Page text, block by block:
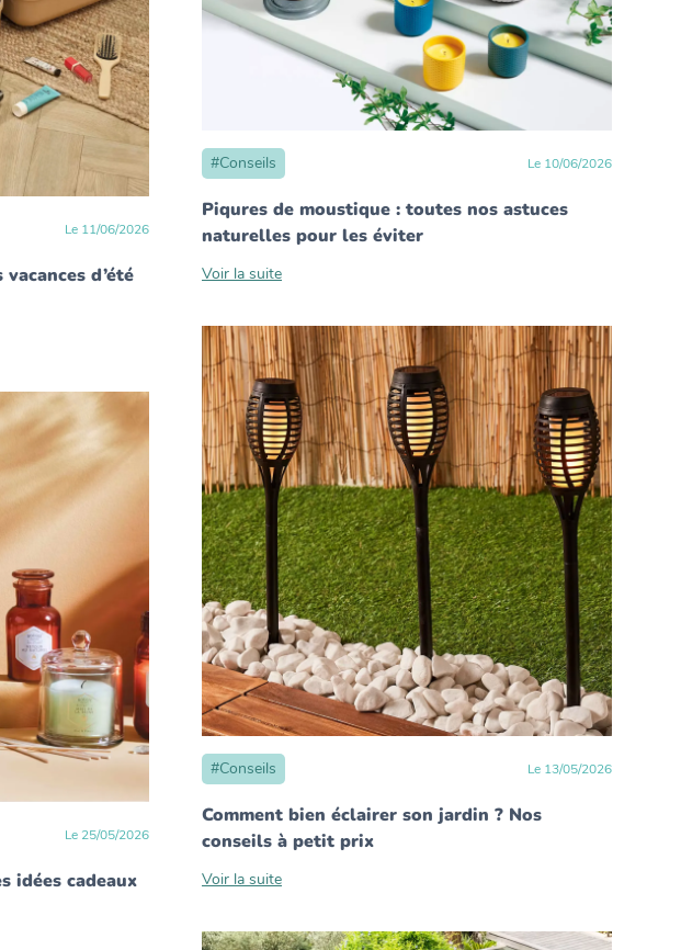
Le 11/06/2026
d’été
#Conseils Le 10/06/2026
Piqures de moustique : toutes nos astuces
naturelles pour les éviter
Voir la suite
Le 25/05/2026
idées cadeaux
#Conseils Le 13/05/2026
Comment bien éclairer son jardin ? Nos
conseils à petit prix
Voir la suite